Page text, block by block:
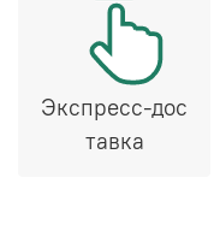
Экспресс-дос
тавка